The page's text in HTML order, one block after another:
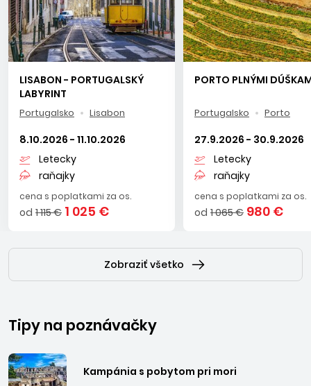
LISABON - PORTUGALSKÝ
LABYRINT
Portugalsko Lisabon
8.10.2026 - 11.10.2026
Letecky
raňajky
cena s poplatkami za os.
od 1 115 € 1 025 €
PORTO PLNÝMI
Portugalsko Porto
27.9.2026 - 30.9.2026
Letecky
raňajky
cena s poplatkami za os.
od 1 065 € 980 €
Zobraziť všetko
Tipy na poznávačky
Kampánia s pobytom pri mori